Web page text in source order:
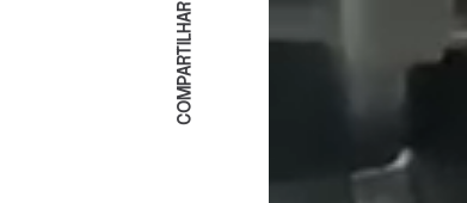
COMPARTILHAR